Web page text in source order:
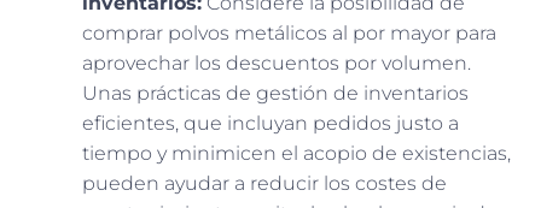
comprar polvos metálicos al por mayor para
aprovechar los descuentos por volumen.
Unas prácticas de gestión de inventarios
eficientes, que incluyan pedidos justo a
tiempo y minimicen el acopio de existencias,
pueden ayudar a reducir los costes de